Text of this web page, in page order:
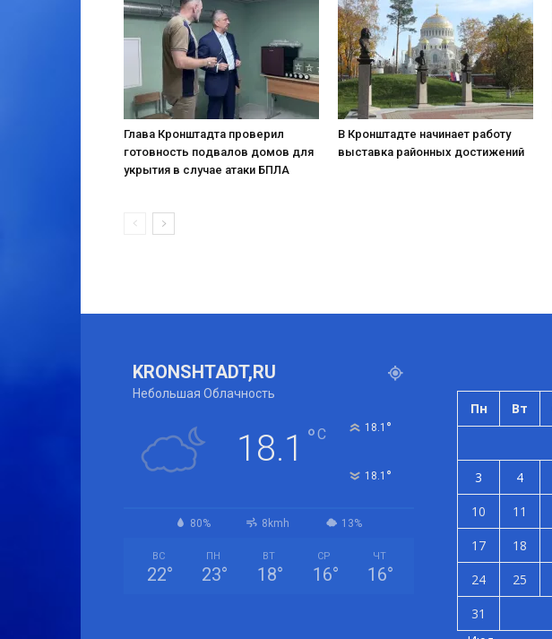
Глава Кронштадта проверил
готовность подвалов домов для
укрытия в случае атаки БПЛА
В Кронштадте начинает работу
выставка районных достижений
KRONSHTADT,RU
Небольшая Облачность
18.1 °C 18.1 °
18.1 °
80% 8kmh 13%
ВС
22°
ПН
23°
ВТ
18°
СР
16°
ЧТ
16°
Пн Вт
3
4
10
11
17
18
24
25
31